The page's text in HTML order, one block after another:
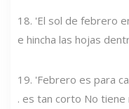
18. 'El sol de febrero
e hincha las hojas
19. 'Febrero es para
. es tan corto No